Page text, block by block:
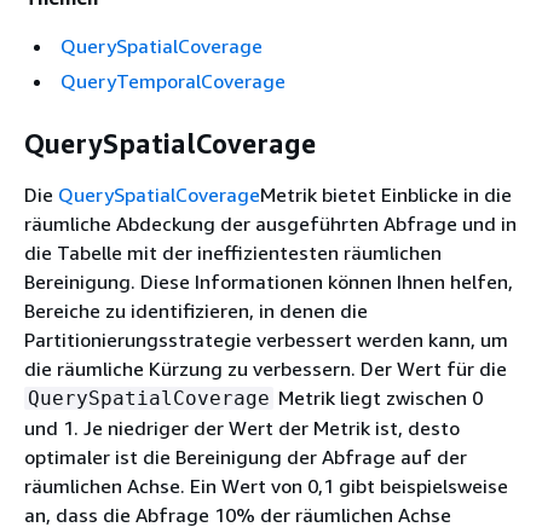
QuerySpatialCoverage
QueryTemporalCoverage
QuerySpatialCoverage
Die QuerySpatialCoverageMetrik bietet Einblicke in die
räumliche Abdeckung der ausgeführten Abfrage und in
die Tabelle mit der ineffizientesten räumlichen
Bereinigung. Diese Informationen können Ihnen helfen,
Bereiche zu identifizieren, in denen die
Partitionierungsstrategie verbessert werden kann, um
die räumliche Kürzung zu verbessern. Der Wert für die
QuerySpatialCoverage Metrik liegt zwischen 0
und 1. Je niedriger der Wert der Metrik ist, desto
optimaler ist die Bereinigung der Abfrage auf der
räumlichen Achse. Ein Wert von 0,1 gibt beispielsweise
an, dass die Abfrage 10% der räumlichen Achse